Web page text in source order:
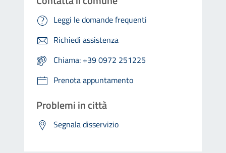
Leggi le domande frequenti
Richiedi assistenza
Chiama: +39 0972 251225
Prenota appuntamento
Problemi in città
Segnala disservizio